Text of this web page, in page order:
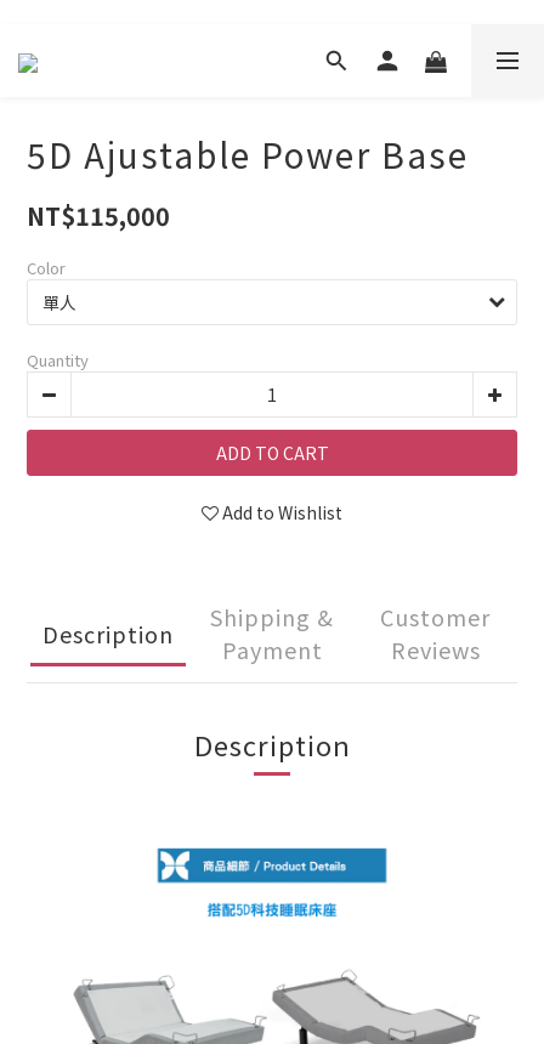
5D Ajustable Power Base
NT$115,000
Color
Quantity
ADD TO CART
Add to Wishlist
Description
Shipping &
Payment
Customer
Reviews
Description